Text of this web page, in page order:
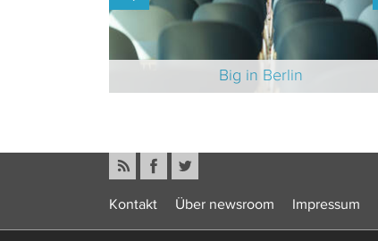
Big in Berlin
Kontakt Über newsroom Impressum